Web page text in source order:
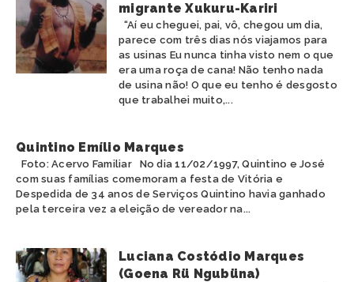
migrante Xukuru-Kariri
“Aí eu cheguei, pai, vô, chegou um dia,
parece com três dias nós viajamos para
as usinas Eu nunca tinha visto nem o que
era uma roça de cana! Não tenho nada
de usina não! O que eu tenho é desgosto
que trabalhei muito,...
Quintino Emílio Marques
Foto: Acervo Familiar No dia 11/02/1997, Quintino e José
com suas famílias comemoram a festa de Vitória e
Despedida de 34 anos de Serviços Quintino havia ganhado
pela terceira vez a eleição de vereador na...
Luciana Costódio Marques
(Goena Rü Ngubüna)